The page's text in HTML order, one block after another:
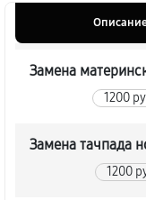
Замена
1200
Замена тачпада
1200